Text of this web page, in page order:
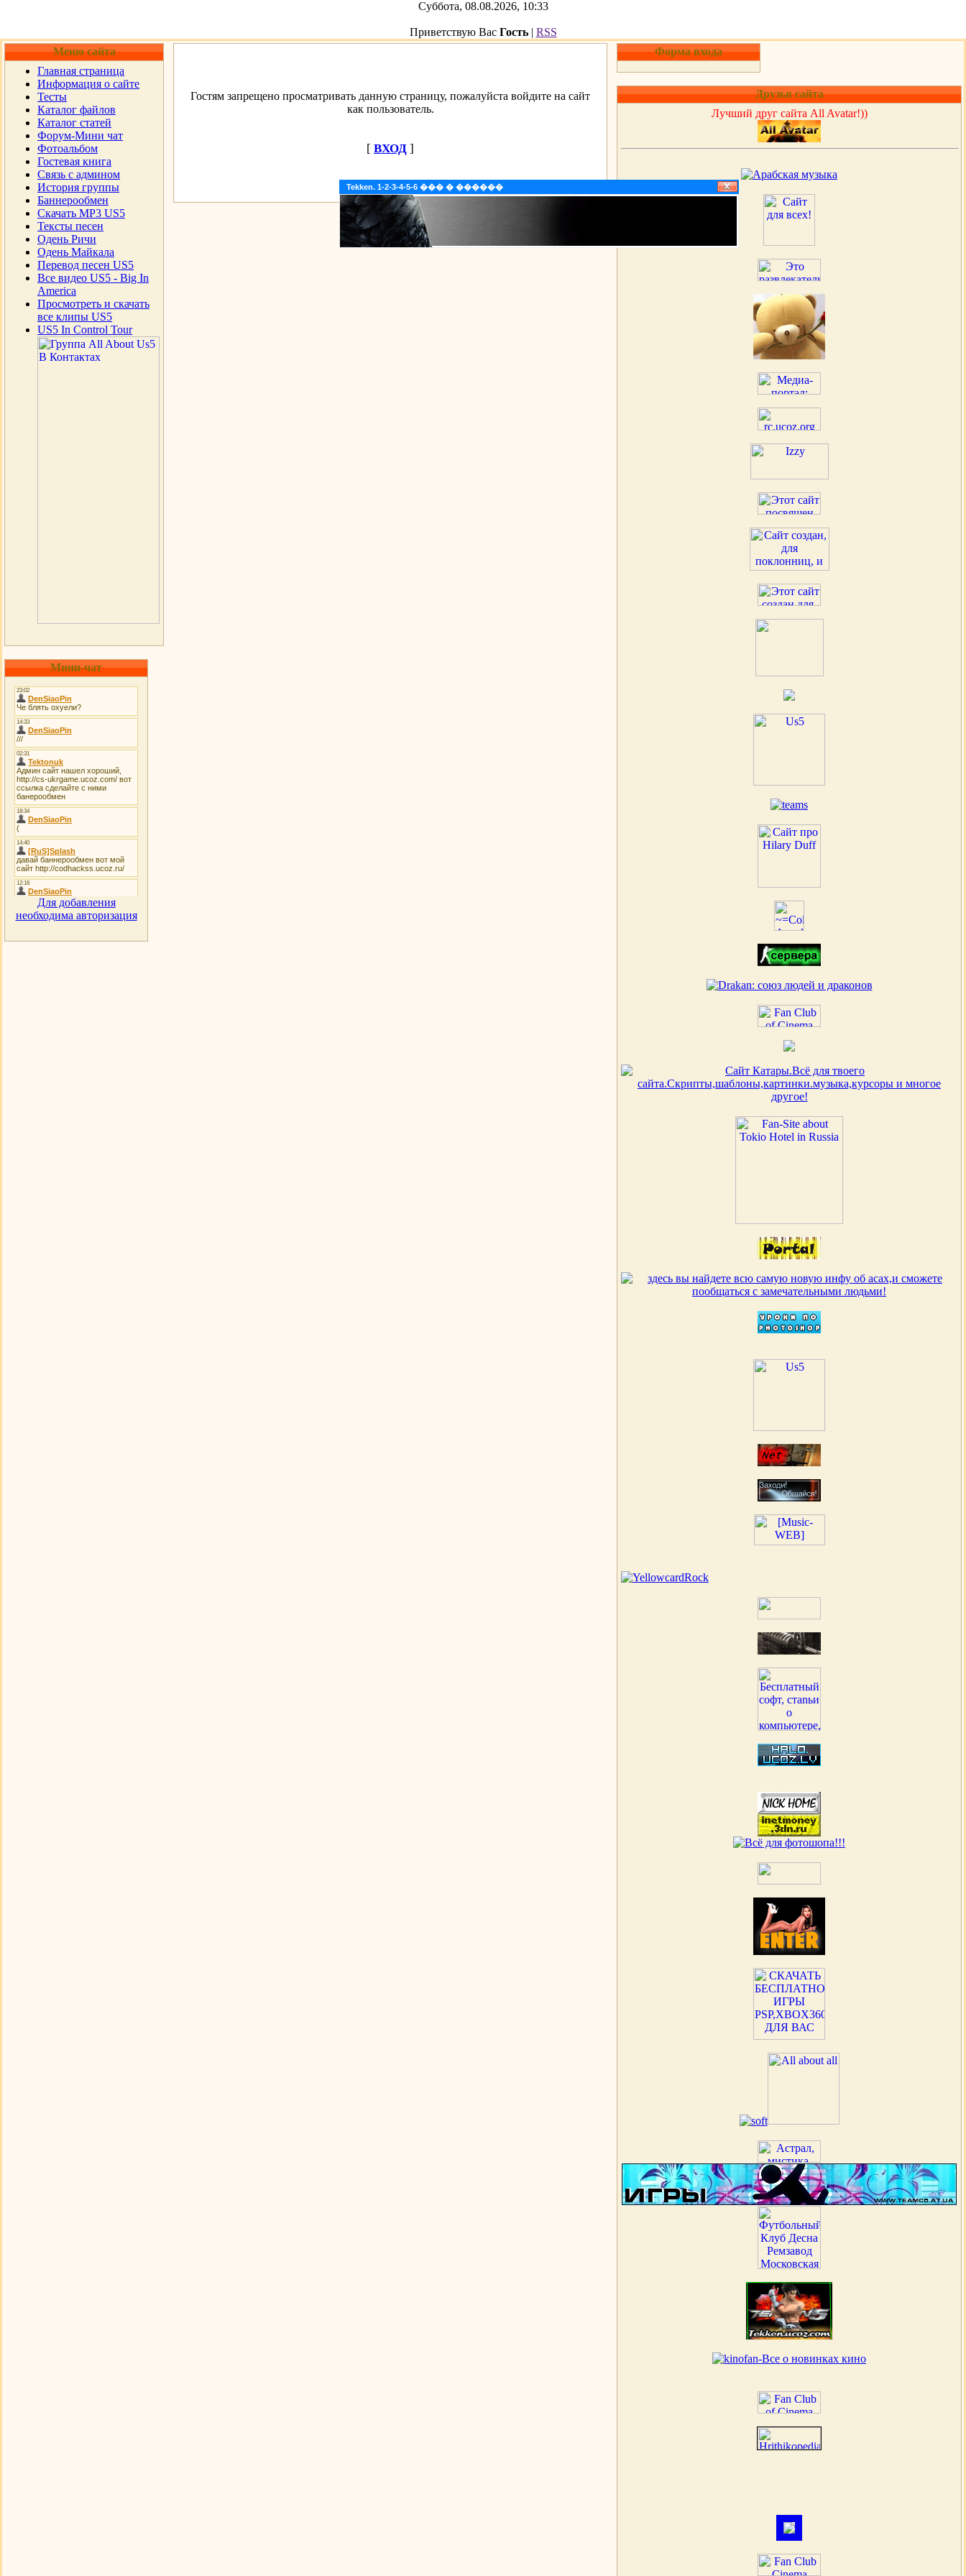
Суббота, 08.08.2026, 10:33
Приветствую Вас Гость| RSS
Меню сайта
Главная страница
Информация о сайте
Тесты
Каталог файлов
Каталог статей
Форум-Мини чат
Фотоальбом
Гостевая книга
Cвязь с админом
История группы
Баннерообмен
Скачать MP3 US5
Тексты песен
Одень Ричи
Одень Майкала
Перевод песен US5
Все видео US5 - Big In
America
Просмотреть и скачать
все клипы US5
US5 In Control Tour
Tekken. 1-2-3-4-5-6 ��� � ������
Мини-чат
Для добавления
необходима авторизация
Гостям запрещено просматривать данную страницу, пожалуйста войдите на сайт
как пользователь.
[ ВХОД ]
Форма входа
Друзья сайта
Лучший друг сайта All Avatar!))